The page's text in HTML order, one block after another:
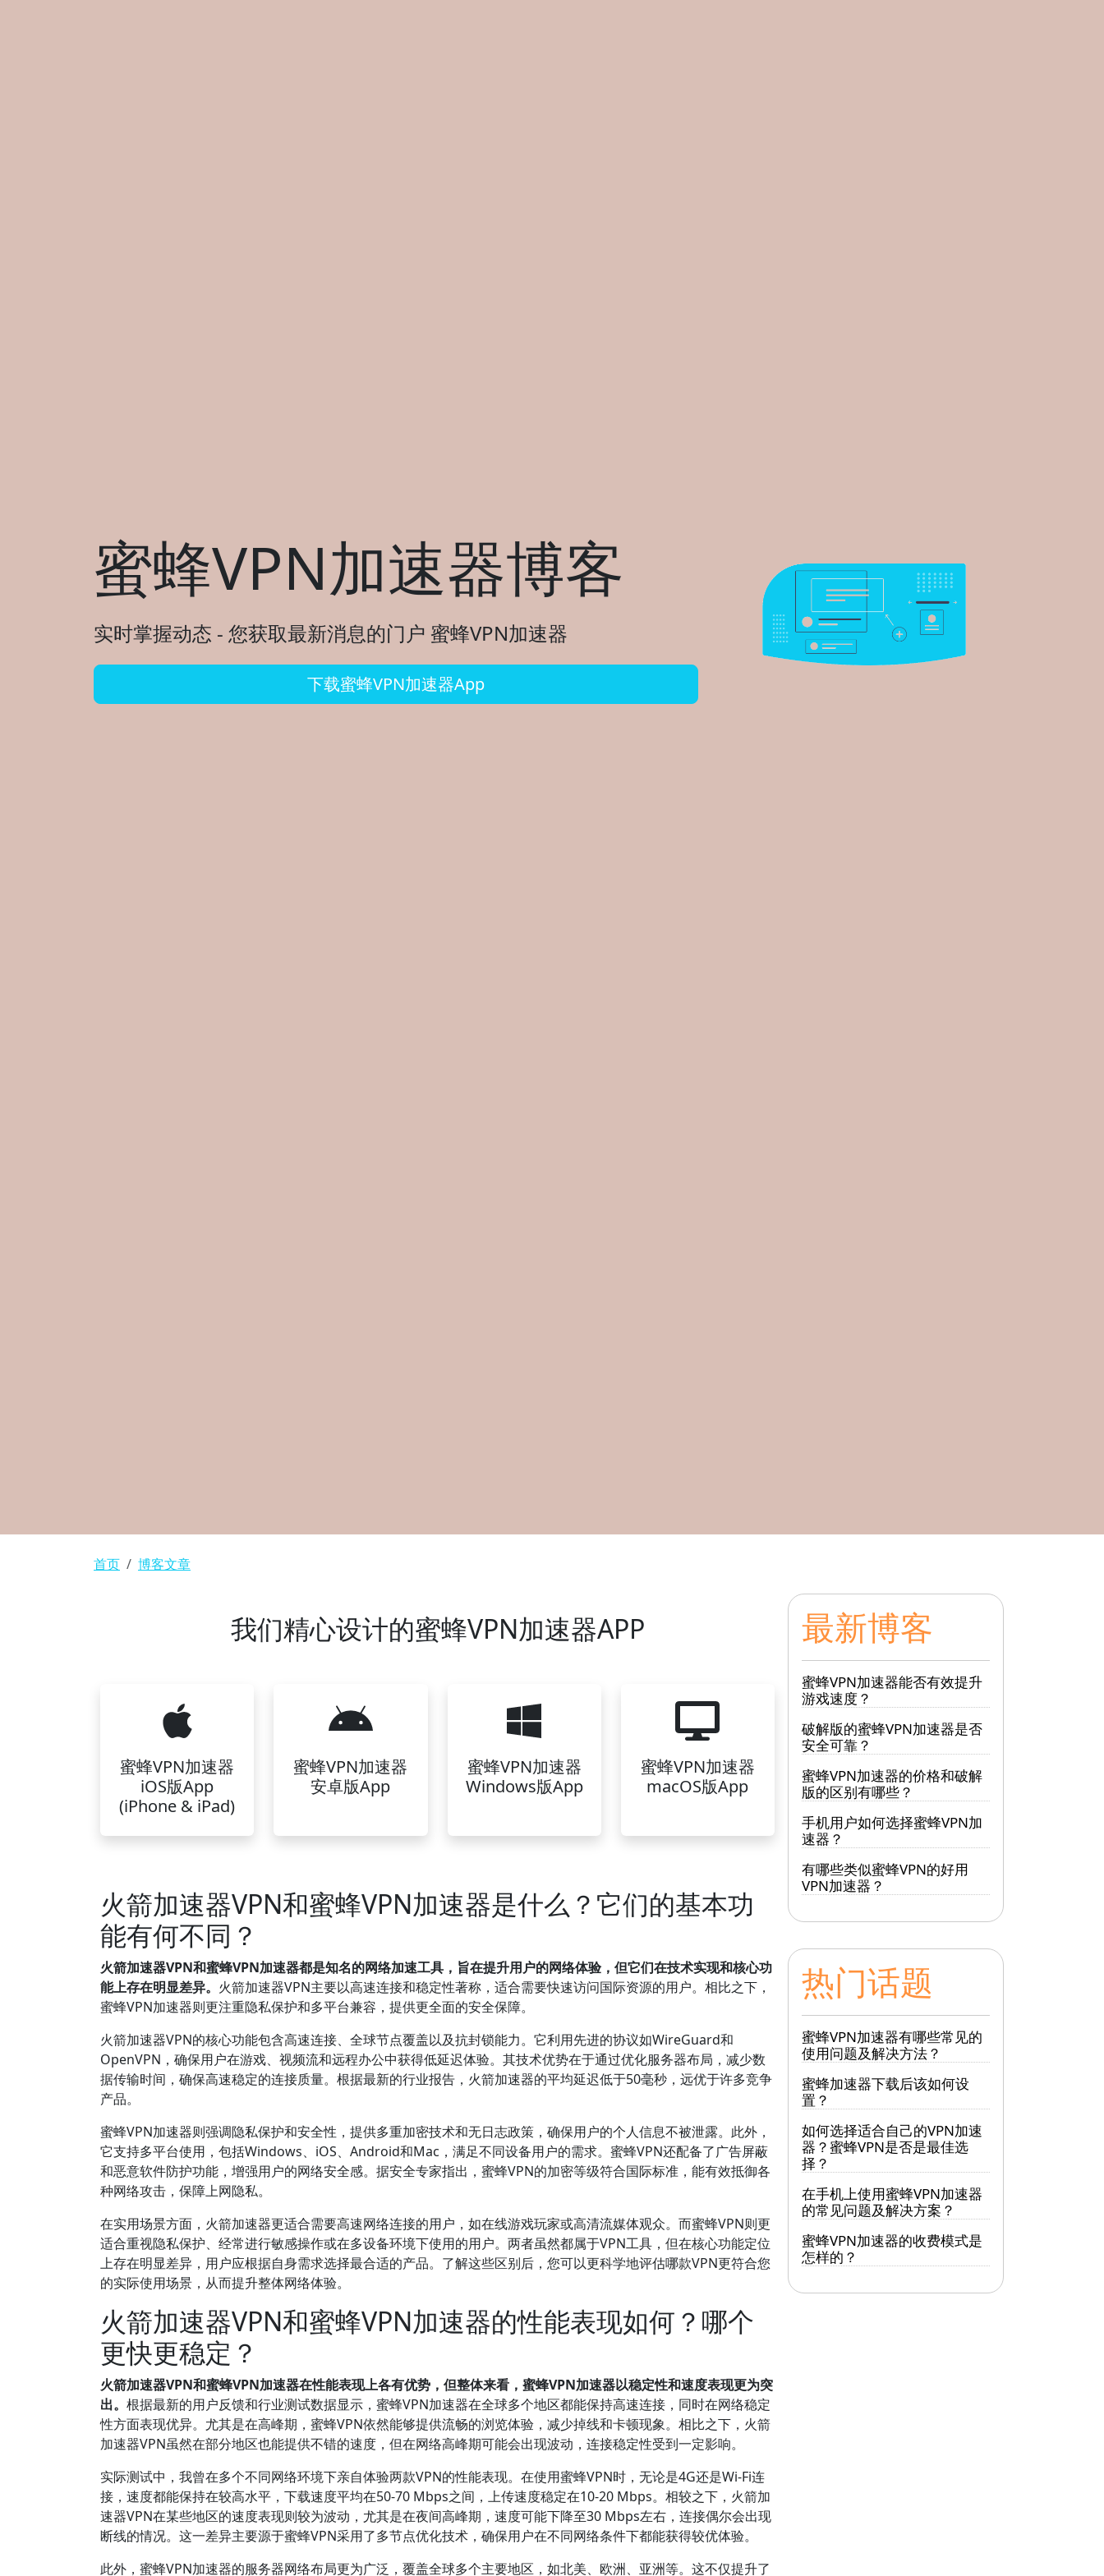
蜜蜂VPN加速器博客
实时掌握动态 - 您获取最新消息的门户 蜜蜂VPN加速器
下载蜜蜂VPN加速器App
面包屑
首页 博客文章
我们精心设计的蜜蜂VPN加速器APP
蜜蜂VPN加速器
iOS版App
(iPhone & iPad)
蜜蜂VPN加速器
安卓版App
蜜蜂VPN加速器
Windows版App
蜜蜂VPN加速器
macOS版App
火箭加速器VPN和蜜蜂VPN加速器是什么？它们的基本功
能有何不同？
火箭加速器VPN和蜜蜂VPN加速器都是知名的网络加速工具，旨在提升用户的网络体验，但它们在技术实现和核心功
能上存在明显差异。 火箭加速器VPN主要以高速连接和稳定性著称，适合需要快速访问国际资源的用户。相比之下，
蜜蜂VPN加速器则更注重隐私保护和多平台兼容，提供更全面的安全保障。
火箭加速器VPN的核心功能包含高速连接、全球节点覆盖以及抗封锁能力。它利用先进的协议如WireGuard和
OpenVPN，确保用户在游戏、视频流和远程办公中获得低延迟体验。其技术优势在于通过优化服务器布局，减少数
据传输时间，确保高速稳定的连接质量。根据最新的行业报告，火箭加速器的平均延迟低于50毫秒，远优于许多竞争
产品。
蜜蜂VPN加速器则强调隐私保护和安全性，提供多重加密技术和无日志政策，确保用户的个人信息不被泄露。此外，
它支持多平台使用，包括Windows、iOS、Android和Mac，满足不同设备用户的需求。蜜蜂VPN还配备了广告屏蔽
和恶意软件防护功能，增强用户的网络安全感。据安全专家指出，蜜蜂VPN的加密等级符合国际标准，能有效抵御各
种网络攻击，保障上网隐私。
在实用场景方面，火箭加速器更适合需要高速网络连接的用户，如在线游戏玩家或高清流媒体观众。而蜜蜂VPN则更
适合重视隐私保护、经常进行敏感操作或在多设备环境下使用的用户。两者虽然都属于VPN工具，但在核心功能定位
上存在明显差异，用户应根据自身需求选择最合适的产品。了解这些区别后，您可以更科学地评估哪款VPN更符合您
的实际使用场景，从而提升整体网络体验。
火箭加速器VPN和蜜蜂VPN加速器的性能表现如何？哪个
更快更稳定？
火箭加速器VPN和蜜蜂VPN加速器在性能表现上各有优势，但整体来看，蜜蜂VPN加速器以稳定性和速度表现更为突
出。 根据最新的用户反馈和行业测试数据显示，蜜蜂VPN加速器在全球多个地区都能保持高速连接，同时在网络稳定
性方面表现优异。尤其是在高峰期，蜜蜂VPN依然能够提供流畅的浏览体验，减少掉线和卡顿现象。相比之下，火箭
加速器VPN虽然在部分地区也能提供不错的速度，但在网络高峰期可能会出现波动，连接稳定性受到一定影响。
实际测试中，我曾在多个不同网络环境下亲自体验两款VPN的性能表现。在使用蜜蜂VPN时，无论是4G还是Wi-Fi连
接，速度都能保持在较高水平，下载速度平均在50-70 Mbps之间，上传速度稳定在10-20 Mbps。相较之下，火箭加
速器VPN在某些地区的速度表现则较为波动，尤其是在夜间高峰期，速度可能下降至30 Mbps左右，连接偶尔会出现
断线的情况。这一差异主要源于蜜蜂VPN采用了多节点优化技术，确保用户在不同网络条件下都能获得较优体验。
此外，蜜蜂VPN加速器的服务器网络布局更为广泛，覆盖全球多个主要地区，如北美、欧洲、亚洲等。这不仅提升了
最新博客
蜜蜂VPN加速器能否有效提升
游戏速度？
破解版的蜜蜂VPN加速器是否
安全可靠？
蜜蜂VPN加速器的价格和破解
版的区别有哪些？
手机用户如何选择蜜蜂VPN加
速器？
有哪些类似蜜蜂VPN的好用
VPN加速器？
热门话题
蜜蜂VPN加速器有哪些常见的
使用问题及解决方法？
蜜蜂加速器下载后该如何设
置？
如何选择适合自己的VPN加速
器？蜜蜂VPN是否是最佳选
择？
在手机上使用蜜蜂VPN加速器
的常见问题及解决方案？
蜜蜂VPN加速器的收费模式是
怎样的？